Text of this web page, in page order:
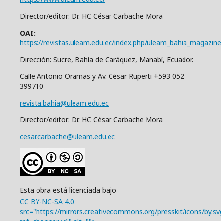
Director/editor: Dr. HC César Carbache Mora
OAI:
https://revistas.uleam.edu.ec/index.php/
Dirección: Sucre, Bahía de Caráquez, Manabí, Ecuador.
Calle Antonio Oramas y Av. César Ruperti +593 052
399710
revista.bahia@uleam.edu.ec
Director/editor: Dr. HC César Carbache Mora
cesar.carbache@uleam.edu.ec
Esta obra está licenciada bajo
CC BY-NC-SA 4.0
src="https://mirrors.creativecommons.org/presskit/icons/